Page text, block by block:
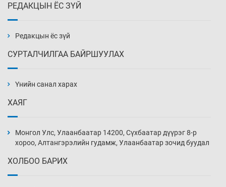
Өчигдөр 14 цаг 00 мин
нэмэгджээ
Өчигдөр 13 цаг 30 мин
РЕДАКЦЫН ЁС ЗҮЙ
Редакцын ёс зүй
СУРТАЛЧИЛГАА БАЙРШУУЛАХ
Үнийн санал харах
ХАЯГ
Монгол Улс, Улаанбаатар 14200, Сүхбаатар дүүрэг 8-р
хороо, Алтангэрэлийн гудамж, Улаанбаатар зочид буудал
ХОЛБОО БАРИХ